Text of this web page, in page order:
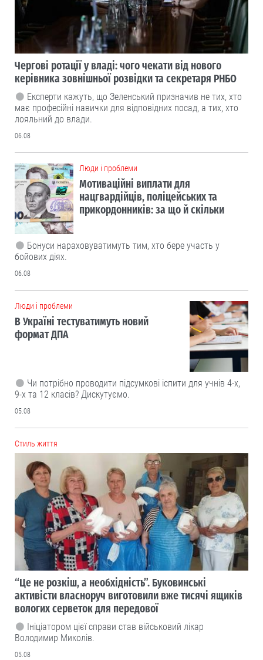
Чергові ротації у владі: чого чекати від нового
керівника зовнішньої розвідки та секретаря РНБО
Експерти кажуть, що Зеленський призначив не тих, хто
має професійні навички для відповідних посад, а тих, хто
лояльний до влади.
06.08
Люди і проблеми
Мотиваційні виплати для
нацгвардійців, поліцейських та
прикордонників: за що й скільки
Бонуси нараховуватимуть тим, хто бере участь у
бойових діях.
06.08
Люди і проблеми
В Україні тестуватимуть новий
формат ДПА
Чи потрібно проводити підсумкові іспити для учнів 4-х,
9-х та 12 класів? Дискутуємо.
05.08
Cтиль життя
“Це не розкіш, а необхідність”. Буковинські
активісти власноруч виготовили вже тисячі ящиків
вологих серветок для передової
Ініціатором цієї справи став військовий лікар
Володимир Миколів.
05.08